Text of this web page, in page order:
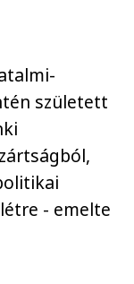
született
- emelte